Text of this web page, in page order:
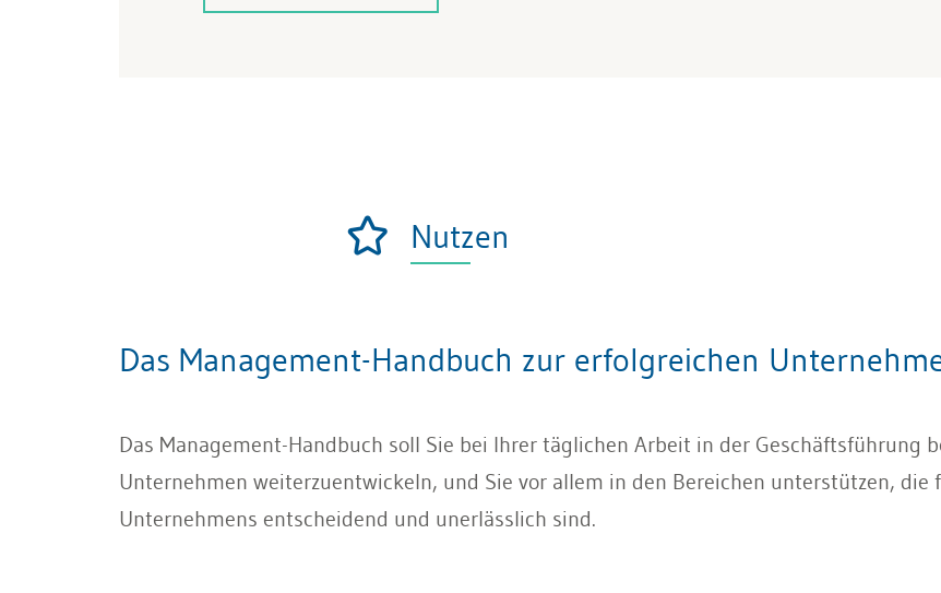
Nutzen
Das Management-Handbuch zur erfolgreichen
Das Management-Handbuch soll Sie bei Ihrer täglichen Arbeit in der Geschäftsführung
Unternehmen weiterzuentwickeln, und Sie vor allem in den Bereichen unterstützen,
Unternehmens entscheidend und unerlässlich sind.